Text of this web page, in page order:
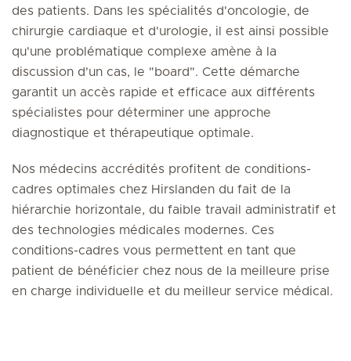
des patients. Dans les spécialités d'oncologie, de
chirurgie cardiaque et d'urologie, il est ainsi possible
qu'une problématique complexe amène à la
discussion d'un cas, le "board". Cette démarche
garantit un accès rapide et efficace aux différents
spécialistes pour déterminer une approche
diagnostique et thérapeutique optimale.
Nos médecins accrédités profitent de conditions-
cadres optimales chez Hirslanden du fait de la
hiérarchie horizontale, du faible travail administratif et
des technologies médicales modernes. Ces
conditions-cadres vous permettent en tant que
patient de bénéficier chez nous de la meilleure prise
en charge individuelle et du meilleur service médical.